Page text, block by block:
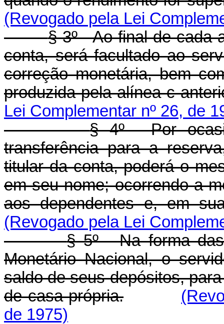
(Revogado pela Lei
§ 3º - Ao final de cada
conta, será facultado ao
correção monetária, bem
produzida pela alínea c
Lei Complementar nº 26, de
§ 4º - Por
transferência para a
titular da conta, poderá o
em seu nome; ocorrendo a
aos dependentes e, em
(Revogado pela Lei
§ 5º - Na forma
Monetário Nacional, o
saldo de seus depósitos,
de casa própria.
de 1975)